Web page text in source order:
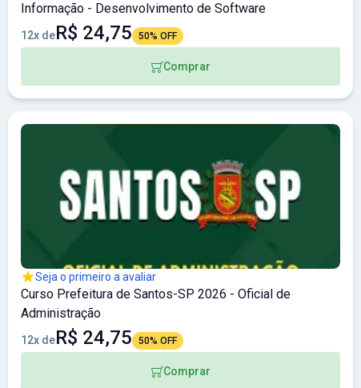
Informação - Desenvolvimento de Software
12x deR$ 24,75 50% OFF
Comprar
Seja o primeiro a avaliar
Curso Prefeitura de Santos-SP 2026 - Oficial de
Administração
12x deR$ 24,75 50% OFF
Comprar